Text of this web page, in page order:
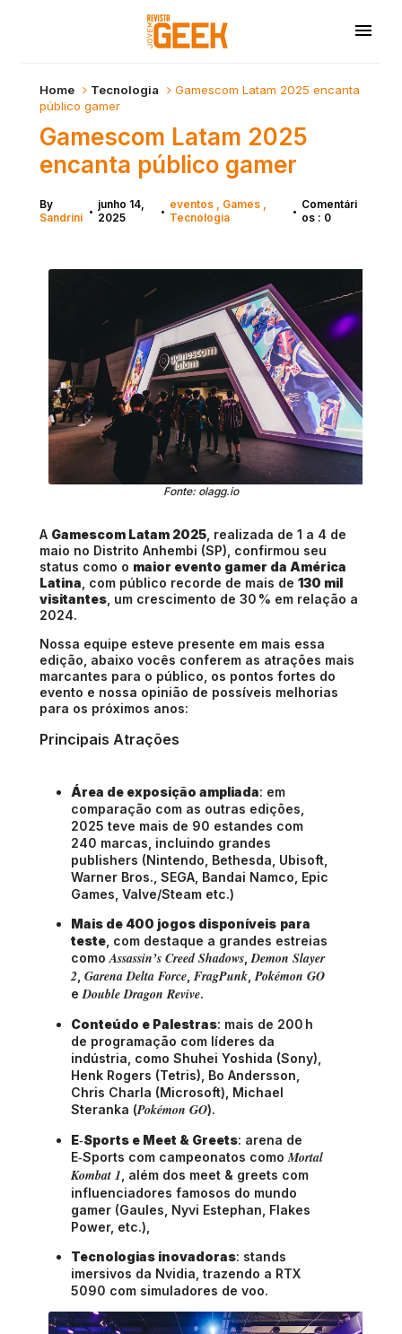
Home Tecnologia
Gamescom Latam 2025 encanta
público gamer
Gamescom Latam 2025
encanta público gamer
By
Sandrini
• junho 14,
2025
• eventos
Games
Tecnologia
• Comentári
os : 0
Fonte: olagg.io
A Gamescom Latam 2025 , realizada de 1 a 4 de
maio no Distrito Anhembi (SP), confirmou seu
status como o maior evento gamer da América
Latina , com público recorde de mais de 130 mil
visitantes , um crescimento de 30 % em relação a
2024.
Nossa equipe esteve presente em mais essa
edição, abaixo vocês conferem as atrações mais
marcantes para o público, os pontos fortes do
evento e nossa opinião de possíveis melhorias
para os próximos anos:
Principais Atrações
Área de exposição ampliada: em
comparação com as outras edições,
2025 teve mais de 90 estandes com
240 marcas, incluindo grandes
publishers (Nintendo, Bethesda, Ubisoft,
Warner Bros., SEGA, Bandai Namco, Epic
Games, Valve/Steam etc.)
Mais de 400 jogos disponíveis para
teste , com destaque a grandes estreias
como Assassin’s Creed Shadows Demon Slayer
2 Garena Delta Force FragPunk Pokémon GO
e Double Dragon Revive.
Conteúdo e Palestras: mais de 200 h
de programação com líderes da
indústria, como Shuhei Yoshida (Sony),
Henk Rogers (Tetris), Bo Andersson,
Chris Charla (Microsoft), Michael
Steranka (Pokémon GO).
E‑Sports e Meet & Greets: arena de
E‑Sports com campeonatos como Mortal
Kombat 1 , além dos meet & greets com
influenciadores famosos do mundo
gamer (Gaules, Nyvi Estephan, Flakes
Power, etc.),
Tecnologias inovadoras: stands
imersivos da Nvidia, trazendo a RTX
5090 com simuladores de voo.